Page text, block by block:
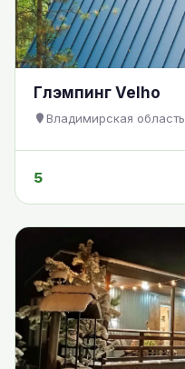
Глэмпинг Velho
Владимирская область
5